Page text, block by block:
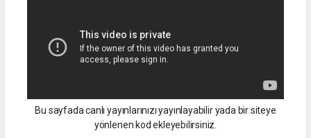
Bu sayfada canlı yayınlarınızı yayınlayabilir yada bir siteye
yönlenen kod ekleyebilirsiniz.